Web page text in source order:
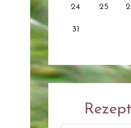
24 25
31